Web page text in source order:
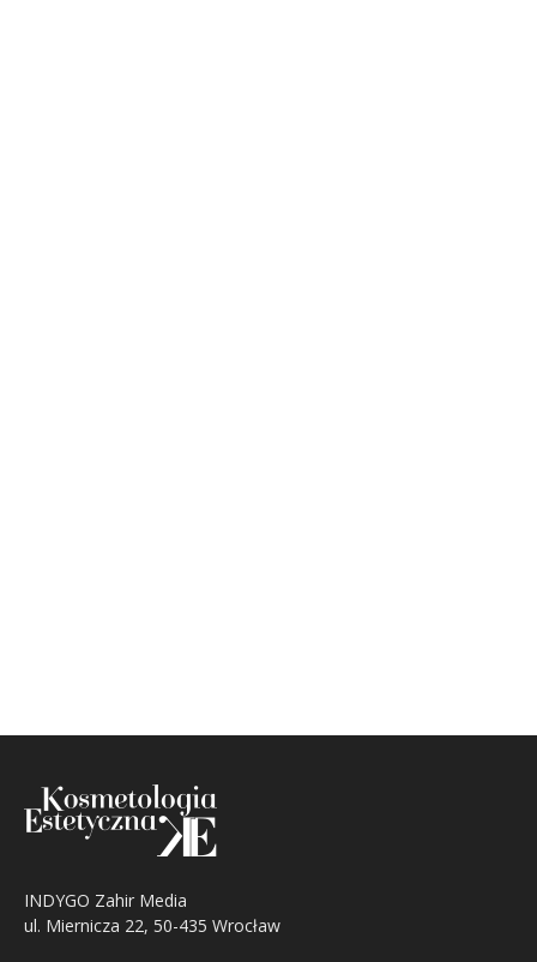
INDYGO Zahir Media
ul. Miernicza 22, 50-435 Wrocław